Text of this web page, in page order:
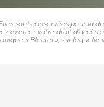
sont conservées pour la
exercer votre droit d'accès
« Bloctel », sur laquelle